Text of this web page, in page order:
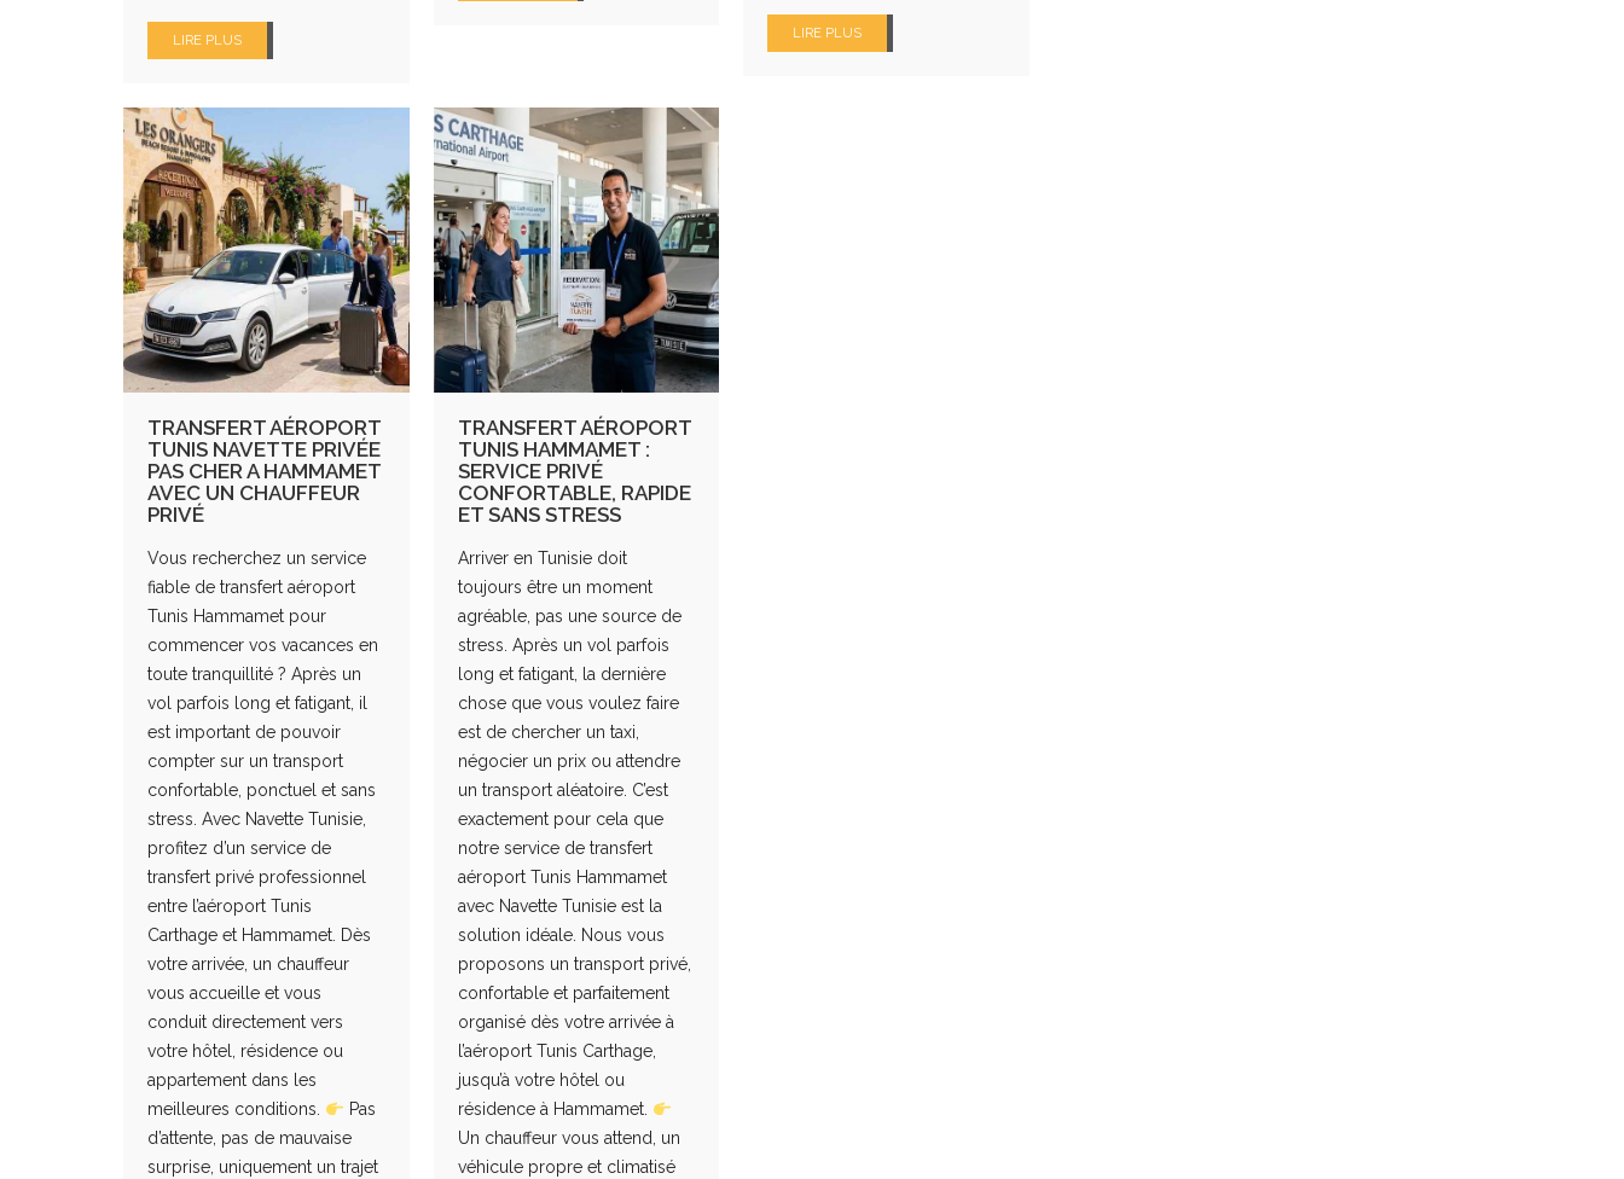
LIRE PLUS LIRE PLUS
TRANSFERT AÉROPORT
TUNIS NAVETTE PRIVÉE
PAS CHER A HAMMAMET
AVEC UN CHAUFFEUR
PRIVÉ
Vous recherchez un service
fiable de transfert aéroport
Tunis Hammamet pour
commencer vos vacances en
toute tranquillité ? Après un
vol parfois long et fatigant, il
est important de pouvoir
compter sur un transport
confortable, ponctuel et sans
stress. Avec Navette Tunisie,
profitez d’un service de
transfert privé professionnel
entre l’aéroport Tunis
Carthage et Hammamet. Dès
votre arrivée, un chauffeur
vous accueille et vous
conduit directement vers
votre hôtel, résidence ou
appartement dans les
meilleures conditions.
Pas
d’attente, pas de mauvaise
surprise, uniquement un trajet
TRANSFERT AÉROPORT
TUNIS HAMMAMET :
SERVICE PRIVÉ
CONFORTABLE, RAPIDE
ET SANS STRESS
Arriver en Tunisie doit
toujours être un moment
agréable, pas une source de
stress. Après un vol parfois
long et fatigant, la dernière
chose que vous voulez faire
est de chercher un taxi,
négocier un prix ou attendre
un transport aléatoire. C’est
exactement pour cela que
notre service de transfert
aéroport Tunis Hammamet
avec Navette Tunisie est la
solution idéale. Nous vous
proposons un transport privé,
confortable et parfaitement
organisé dès votre arrivée à
l’aéroport Tunis Carthage,
jusqu’à votre hôtel ou
résidence à Hammamet.
Un chauffeur vous attend, un
véhicule propre et climatisé